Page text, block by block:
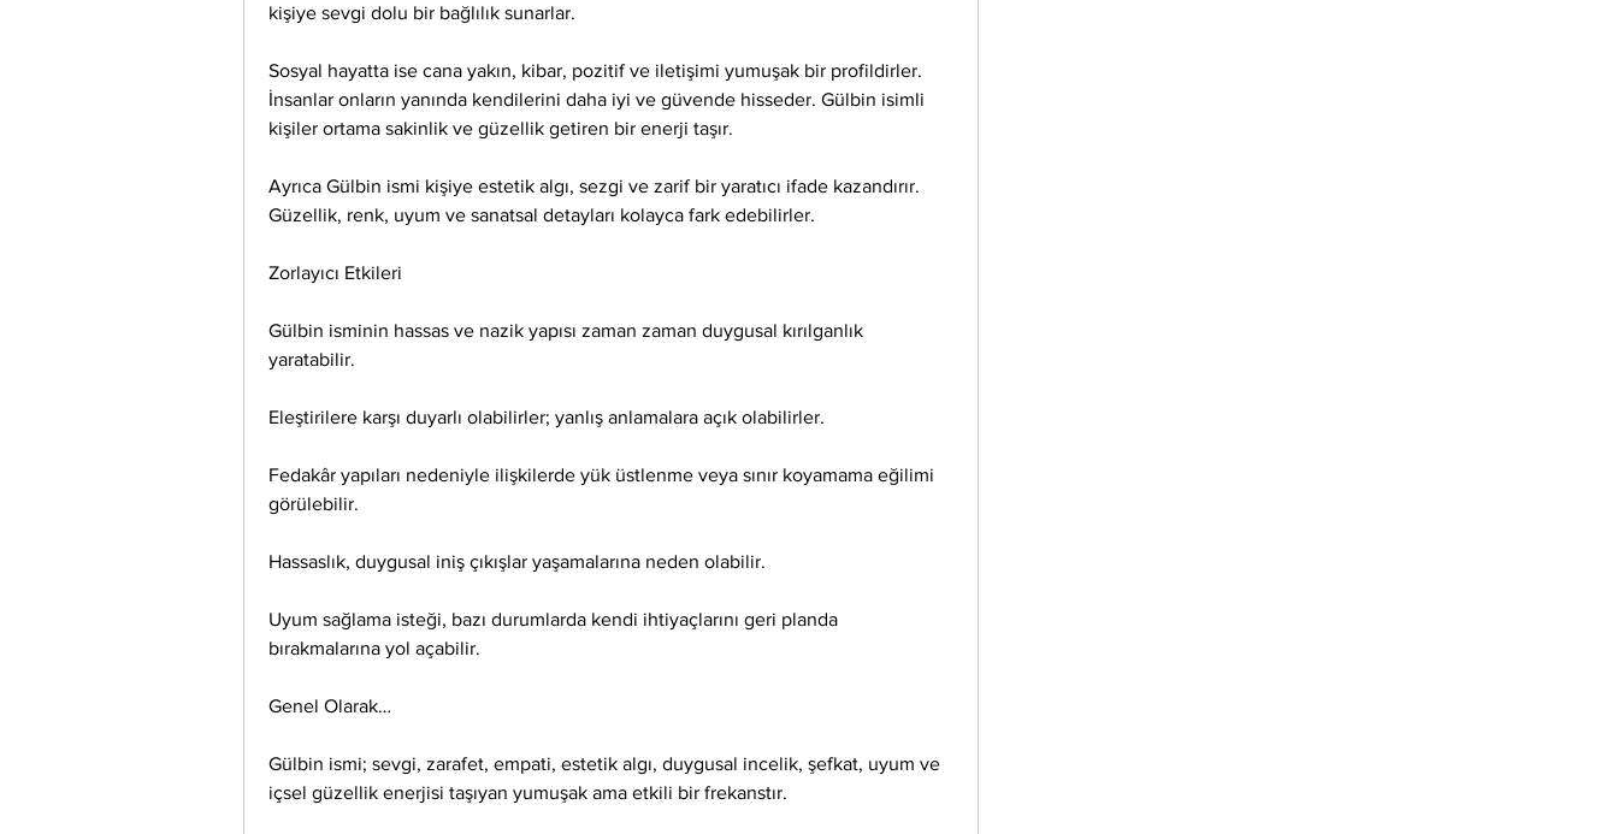
kişiye sevgi dolu bir bağlılık sunarlar.
Sosyal hayatta ise cana yakın, kibar, pozitif ve iletişimi yumuşak bir profildirler.
İnsanlar onların yanında kendilerini daha iyi ve güvende hisseder. Gülbin isimli
kişiler ortama sakinlik ve güzellik getiren bir enerji taşır.
Ayrıca Gülbin ismi kişiye estetik algı, sezgi ve zarif bir yaratıcı ifade kazandırır.
Güzellik, renk, uyum ve sanatsal detayları kolayca fark edebilirler.
Zorlayıcı Etkileri
Gülbin isminin hassas ve nazik yapısı zaman zaman duygusal kırılganlık
yaratabilir.
Eleştirilere karşı duyarlı olabilirler; yanlış anlamalara açık olabilirler.
Fedakâr yapıları nedeniyle ilişkilerde yük üstlenme veya sınır koyamama eğilimi
görülebilir.
Hassaslık, duygusal iniş çıkışlar yaşamalarına neden olabilir.
Uyum sağlama isteği, bazı durumlarda kendi ihtiyaçlarını geri planda
bırakmalarına yol açabilir.
Genel Olarak…
Gülbin ismi; sevgi, zarafet, empati, estetik algı, duygusal incelik, şefkat, uyum ve
içsel güzellik enerjisi taşıyan yumuşak ama etkili bir frekanstır.